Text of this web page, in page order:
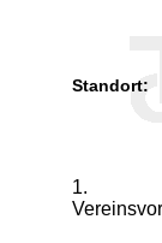
Standort:
1.